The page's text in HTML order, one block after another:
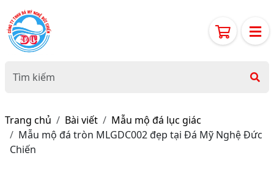
Trang chủ Bài viết
Mẫu mộ đá lục giác
Mẫu mộ đá tròn MLGDC002 đẹp tại Đá Mỹ Nghệ Đức
Chiến